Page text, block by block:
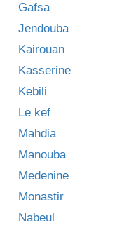
Gafsa
Jendouba
Kairouan
Kasserine
Kebili
Le kef
Mahdia
Manouba
Medenine
Monastir
Nabeul